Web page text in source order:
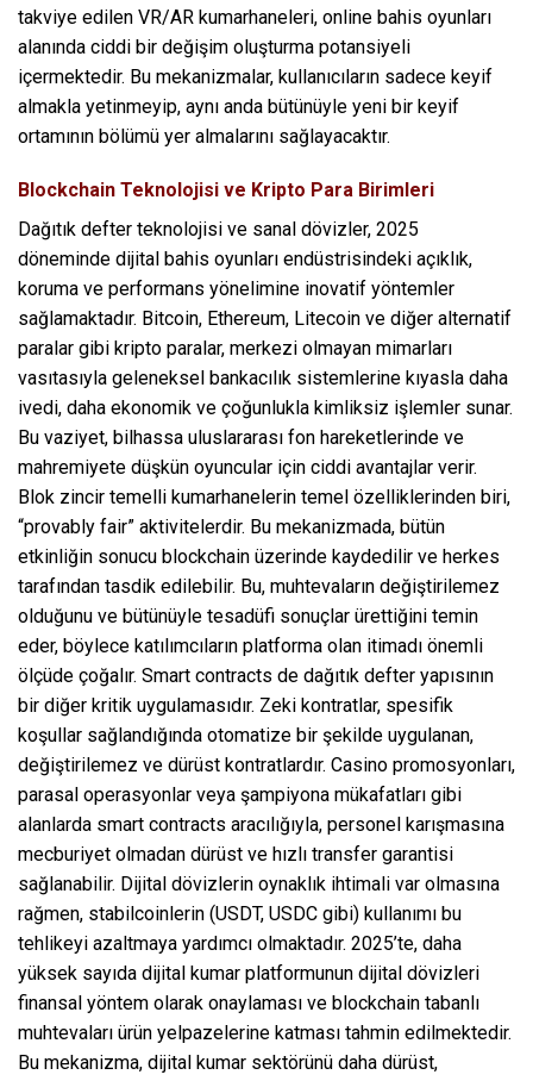
takviye edilen VR/AR kumarhaneleri, online bahis oyunları
alanında ciddi bir değişim oluşturma potansiyeli
içermektedir. Bu mekanizmalar, kullanıcıların sadece keyif
almakla yetinmeyip, aynı anda bütünüyle yeni bir keyif
ortamının bölümü yer almalarını sağlayacaktır.
Blockchain Teknolojisi ve Kripto Para Birimleri
Dağıtık defter teknolojisi ve sanal dövizler, 2025
döneminde dijital bahis oyunları endüstrisindeki açıklık,
koruma ve performans yönelimine inovatif yöntemler
sağlamaktadır. Bitcoin, Ethereum, Litecoin ve diğer alternatif
paralar gibi kripto paralar, merkezi olmayan mimarları
vasıtasıyla geleneksel bankacılık sistemlerine kıyasla daha
ivedi, daha ekonomik ve çoğunlukla kimliksiz işlemler sunar.
Bu vaziyet, bilhassa uluslararası fon hareketlerinde ve
mahremiyete düşkün oyuncular için ciddi avantajlar verir.
Blok zincir temelli kumarhanelerin temel özelliklerinden biri,
“provably fair” aktivitelerdir. Bu mekanizmada, bütün
etkinliğin sonucu blockchain üzerinde kaydedilir ve herkes
tarafından tasdik edilebilir. Bu, muhtevaların değiştirilemez
olduğunu ve bütünüyle tesadüfi sonuçlar ürettiğini temin
eder, böylece katılımcıların platforma olan itimadı önemli
ölçüde çoğalır. Smart contracts de dağıtık defter yapısının
bir diğer kritik uygulamasıdır. Zeki kontratlar, spesifik
koşullar sağlandığında otomatize bir şekilde uygulanan,
değiştirilemez ve dürüst kontratlardır. Casino promosyonları,
parasal operasyonlar veya şampiyona mükafatları gibi
alanlarda smart contracts aracılığıyla, personel karışmasına
mecburiyet olmadan dürüst ve hızlı transfer garantisi
sağlanabilir. Dijital dövizlerin oynaklık ihtimali var olmasına
rağmen, stabilcoinlerin (USDT, USDC gibi) kullanımı bu
tehlikeyi azaltmaya yardımcı olmaktadır. 2025’te, daha
yüksek sayıda dijital kumar platformunun dijital dövizleri
finansal yöntem olarak onaylaması ve blockchain tabanlı
muhtevaları ürün yelpazelerine katması tahmin edilmektedir.
Bu mekanizma, dijital kumar sektörünü daha dürüst,